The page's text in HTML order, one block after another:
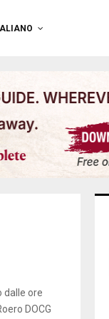
dalle ore
DOCG